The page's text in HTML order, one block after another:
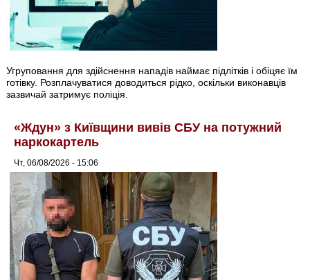
Угруповання для здійснення нападів наймає підлітків і обіцяє їм
готівку. Розплачуватися доводиться рідко, оскільки виконавців
зазвичай затримує поліція.
«Ждун» з Київщини вивів СБУ на потужний
наркокартель
Чт, 06/08/2026 - 15:06